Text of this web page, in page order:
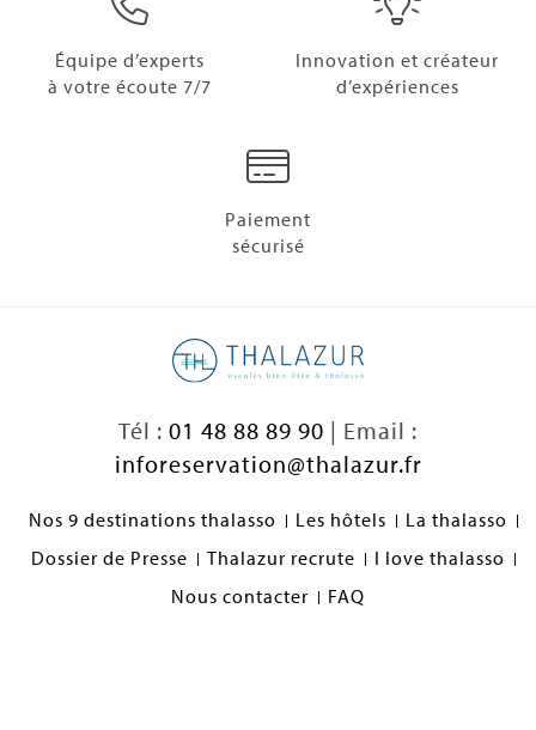
Équipe d’experts
à votre écoute 7/7
Innovation et créateur
d’expériences
Paiement
sécurisé
Tél : 01 48 88 89 90 | Email :
inforeservation@thalazur.fr
Nos 9 destinations thalasso Les hôtels
La thalasso
Dossier de Presse
Thalazur recrute
I love thalasso
Nous contacter
FAQ